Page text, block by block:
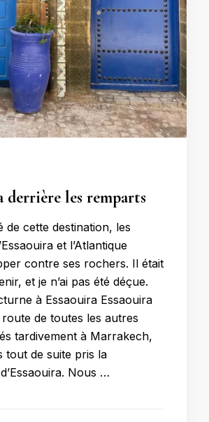
derrière les remparts
de cette destination, les
et l’Atlantique
contre ses rochers. Il était
et je n’ai pas été déçue.
à Essaouira Essaouira
de toutes les autres
tardivement à Marrakech,
tout de suite pris la
Nous …